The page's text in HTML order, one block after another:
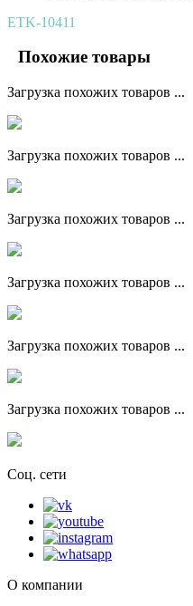
ETK-10411
Похожие товары
Загрузка похожих товаров ...
Загрузка похожих товаров ...
Загрузка похожих товаров ...
Загрузка похожих товаров ...
Загрузка похожих товаров ...
Загрузка похожих товаров ...
Соц. сети
О компании